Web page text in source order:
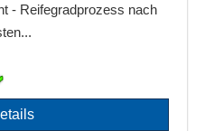
- Reifegradprozess nach